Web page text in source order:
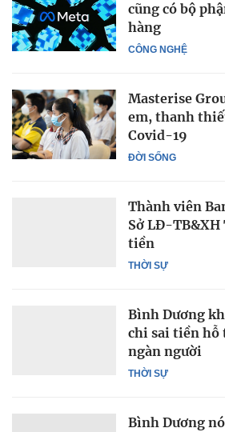
CÔNG NGHỆ
cũng có bộ
hàng
ĐỜI SỐNG
Masterise
em, thanh
Covid-19
THỜI SỰ
Thành viên
Sở LĐ-TB&XH
tiền
THỜI SỰ
Bình Dương
chi sai tiền hỗ
ngàn người
Bình Dương